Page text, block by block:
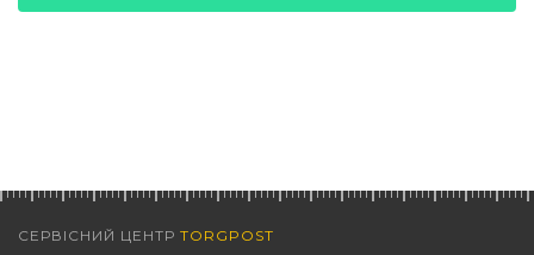
СЕРВІСНИЙ ЦЕНТР TORGPOST